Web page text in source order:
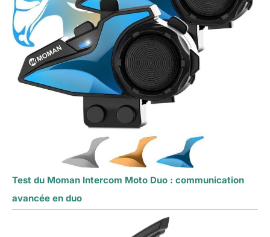
Test du Moman Intercom Moto Duo : communication
avancée en duo